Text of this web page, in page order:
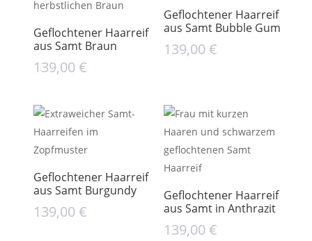
Geflochtener Haarreif
aus Samt Braun
139,00€
Geflochtener Haarreif
aus Samt Bubble Gum
139,00€
Geflochtener Haarreif
aus Samt Burgundy
139,00€
Geflochtener Haarreif
aus Samt in Anthrazit
139,00€